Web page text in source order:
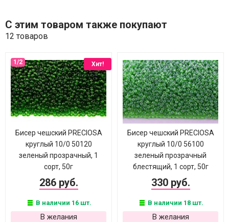
С этим товаром также покупают
12 товаров
Хит!
Бисер чешский PRECIOSA
круглый 10/0 50120
зеленый прозрачный, 1
сорт, 50г
286 руб.
В наличии 16 шт.
В желания
Бисер чешский PRECIOSA
круглый 10/0 56100
зеленый прозрачный
блестящий, 1 сорт, 50г
330 руб.
В наличии 18 шт.
В желания